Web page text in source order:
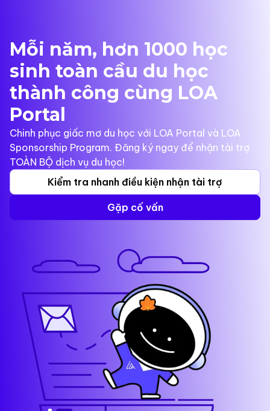
Mỗi năm, hơn 1000 học
sinh toàn cầu du học
thành công cùng LOA
Portal
Chinh phục giấc mơ du học với LOA Portal và LOA
Sponsorship Program. Đăng ký ngay để nhận tài trợ
TOÀN BỘ dịch vụ du học!
Kiểm tra nhanh điều kiện nhận tài trợ
Gặp cố vấn